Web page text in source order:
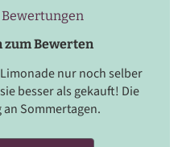
Bewertungen
zum Bewerten
nur noch selber
besser als gekauft! Die
Sommertagen.